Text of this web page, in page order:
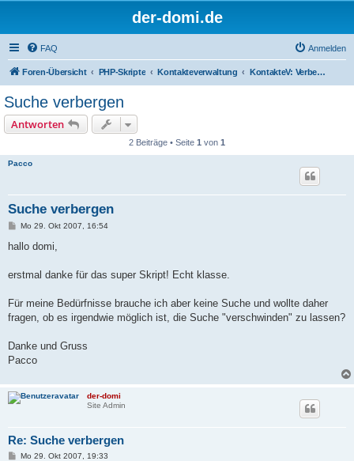
der-domi.de
FAQ Anmelden
Foren-Übersicht PHP-Skripte Kontakteverwaltung KontakteV: Verbesserungen & Entwickler
Suche verbergen
Antworten
2 Beiträge • Seite 1 von 1
Pacco
Suche verbergen
B
i
a
Mo 29. Okt 2007, 16:54
hallo domi,
erstmal danke für das super Skript! Echt klasse.
Für meine Bedürfnisse brauche ich aber keine Suche und wollte daher
fragen, ob es irgendwie möglich ist, die Suche "verschwinden" zu lassen?
Danke und Gruss
Pacco
der-domi
Site Admin
Re: Suche verbergen
BMo 29. Okt 2007, 19:33